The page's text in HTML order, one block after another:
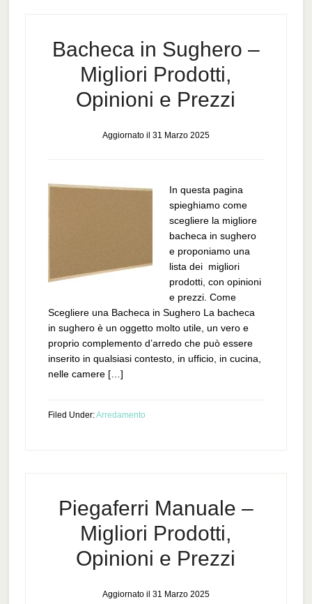
Bacheca in Sughero –
Migliori Prodotti,
Opinioni e Prezzi
Aggiornato il 31 Marzo 2025
In questa pagina
spieghiamo come
scegliere la migliore
bacheca in sughero
e proponiamo una
lista dei migliori
prodotti, con opinioni
e prezzi. Come
Scegliere una Bacheca in Sughero La bacheca
in sughero è un oggetto molto utile, un vero e
proprio complemento d’arredo che può essere
inserito in qualsiasi contesto, in ufficio, in cucina,
nelle camere […]
Filed Under:Arredamento
Piegaferri Manuale –
Migliori Prodotti,
Opinioni e Prezzi
Aggiornato il 31 Marzo 2025